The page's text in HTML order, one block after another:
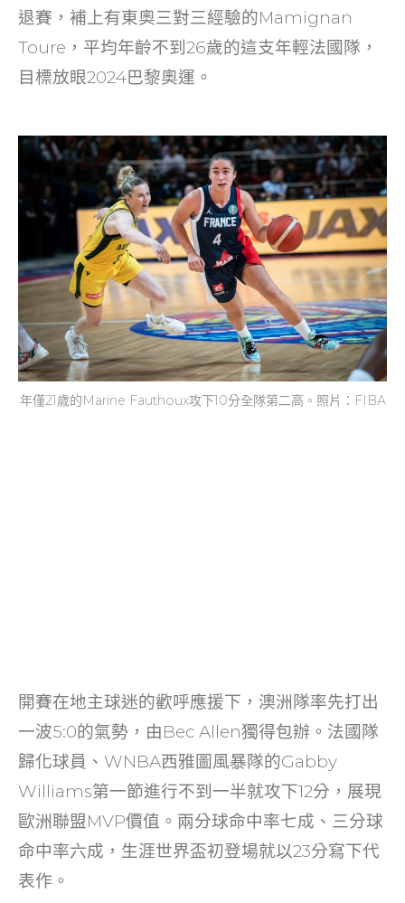
退賽，補上有東奧三對三經驗的Mamignan
Toure，平均年齡不到26歲的這支年輕法國隊，
目標放眼2024巴黎奧運。
年僅21歲的Marine Fauthoux攻下10分全隊第二高。照片：FIBA
開賽在地主球迷的歡呼應援下，澳洲隊率先打出
一波5:0的氣勢，由Bec Allen獨得包辦。法國隊
歸化球員、WNBA西雅圖風暴隊的Gabby
Williams第一節進行不到一半就攻下12分，展現
歐洲聯盟MVP價值。兩分球命中率七成、三分球
命中率六成，生涯世界盃初登場就以23分寫下代
表作。